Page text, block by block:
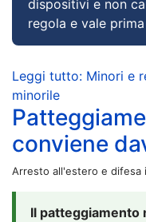
dispositivi e non
regola e vale
Leggi tutto: Minori e
minorile
conviene
Arresto all'estero e difesa
Il patteggiamento